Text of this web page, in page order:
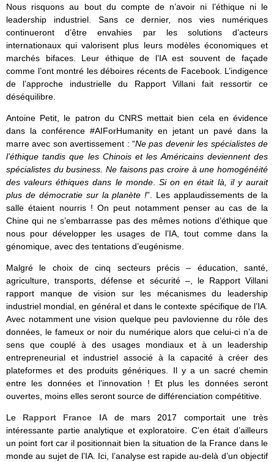
Nous risquons au bout du compte de n’avoir ni l’éthique ni le
leadership industriel. Sans ce dernier, nos vies numériques
continueront d’être envahies par les solutions d’acteurs
internationaux qui valorisent plus leurs modèles économiques et
marchés bifaces. Leur éthique de l’IA est souvent de façade
comme l’ont montré les déboires récents de Facebook. L’indigence
de l’approche industrielle du Rapport Villani fait ressortir ce
déséquilibre.
Antoine Petit, le patron du CNRS mettait bien cela en évidence
dans la conférence #AIForHumanity en jetant un pavé dans la
marre avec son avertissement : “Ne pas devenir les spécialistes de
l’éthique tandis que les Chinois et les Américains deviennent des
spécialistes du business. Ne faisons pas croire à une homogénéité
des valeurs éthiques dans le monde. Si on en était là, il y aurait
plus de démocratie sur la planète !”. Les applaudissements de la
salle étaient nourris ! On peut notamment penser au cas de la
Chine qui ne s’embarrasse pas des mêmes notions d’éthique que
nous pour développer les usages de l’IA, tout comme dans la
génomique, avec des tentations d’eugénisme.
Malgré le choix de cinq secteurs précis – éducation, santé,
agriculture, transports, défense et sécurité –, le Rapport Villani
rapport manque de vision sur les mécanismes du leadership
industriel mondial, en général et dans le contexte spécifique de l’IA.
Avec notamment une vision quelque peu pavlovienne du rôle des
données, le fameux or noir du numérique alors que celui-ci n’a de
sens que couplé à des usages mondiaux et à un leadership
entrepreneurial et industriel associé à la capacité à créer des
plateformes et des produits génériques. Il y a un sacré chemin
entre les données et l’innovation ! Et plus les données seront
ouvertes, moins elles seront source de différenciation compétitive.
Le Rapport France IAde mars 2017 comportait une très
intéressante partie analytique et exploratoire. C’en était d’ailleurs
un point fort car il positionnait bien la situation de la France dans le
monde au sujet de l’IA. Ici, l’analyse est rapide au-delà d’un objectif